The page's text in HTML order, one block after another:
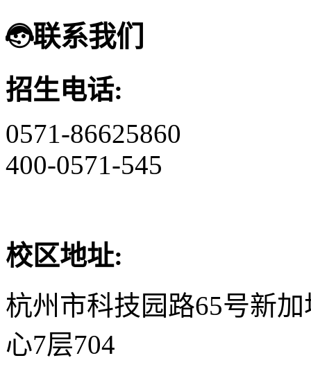
联系我们
招生电话:
0571-86625860
400-0571-545
校区地址:
杭州市科技园路65号新
心7层704